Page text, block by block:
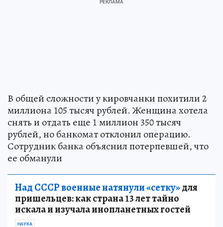
В общей сложности у кировчанки похитили 2
миллиона 105 тысяч рублей. Женщина хотела
снять и отдать еще 1 миллион 350 тысяч
рублей, но банкомат отклонил операцию.
Сотрудник банка объяснил потерпевшей, что
ее обманули
Над СССР военные натянули «сетку»для
пришельцев: как страна 13 лет тайно
искала и изучала инопланетных гостей
НАУКА